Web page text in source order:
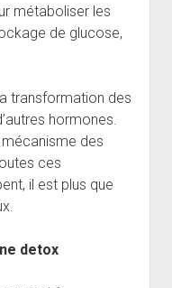
métaboliser les
de glucose,
transformation des
hormones.
mécanisme des
ces
il est plus que
detox